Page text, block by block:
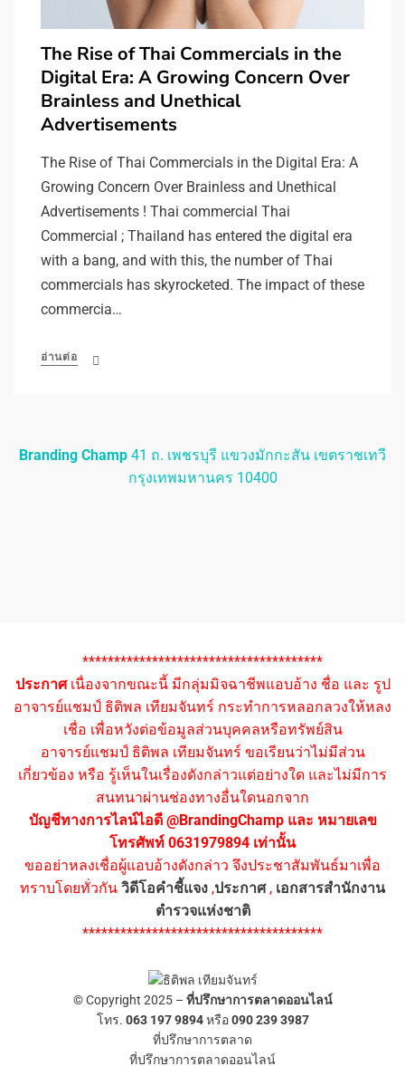
The Rise of Thai Commercials in the
Digital Era: A Growing Concern Over
Brainless and Unethical
Advertisements
The Rise of Thai Commercials in the Digital Era: A
Growing Concern Over Brainless and Unethical
Advertisements ! Thai commercial Thai
Commercial ; Thailand has entered the digital era
with a bang, and with this, the number of Thai
commercials has skyrocketed. The impact of these
commercia…
อ่านต่อ
Branding Champ 41 ถ. เพชรบุรี แขวงมักกะสัน เขตราชเทวี
กรุงเทพมหานคร 10400
**************************************
ประกาศเนื่องจากขณะนี้ มีกลุ่มมิจฉาชีพแอบอ้าง ชื่อ และ รูป
อาจารย์แชมป์ ธิติพล เทียมจันทร์ กระทำการหลอกลวงให้หลง
เชื่อ เพื่อหวังต่อข้อมูลส่วนบุคคลหรือทรัพย์สิน
อาจารย์แชมป์ ธิติพล เทียมจันทร์ ขอเรียนว่าไม่มีส่วน
เกี่ยวข้อง หรือ รู้เห็นในเรื่องดังกล่าวแต่อย่างใด และไม่มีการ
สนทนาผ่านช่องทางอื่นใดนอกจาก
บัญชีทางการไลน์ไอดี @BrandingChamp และ หมายเลข
โทรศัพท์ 0631979894 เท่านั้น
ขออย่าหลงเชื่อผู้แอบอ้างดังกล่าว จึงประชาสัมพันธ์มาเพื่อ
ทราบโดยทั่วกัน วิดีโอคำชี้แจง ,ประกาศ, เอกสารสำนักงาน
ตำรวจแห่งชาติ
**************************************
© Copyright 2025 – ที่ปรึกษาการตลาดออนไลน์
โทร. 063 197 9894หรือ090 239 3987
ที่ปรึกษาการตลาด
ที่ปรึกษาการตลาดออนไลน์